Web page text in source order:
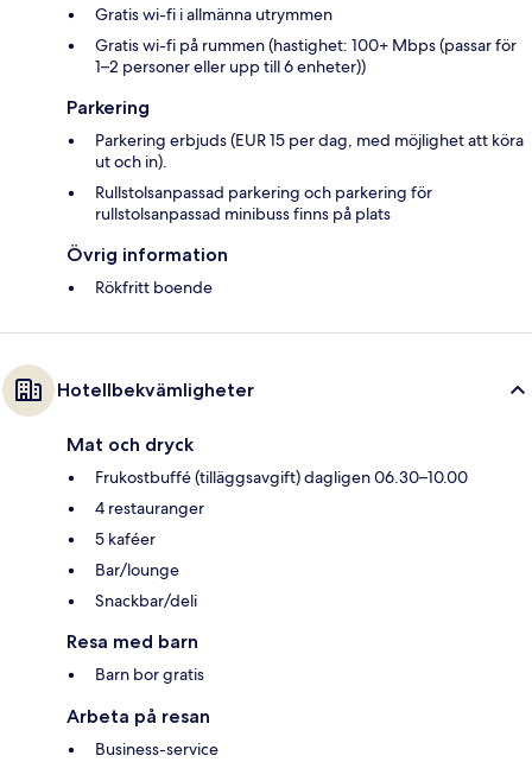
Gratis wi-fi i allmänna utrymmen
Gratis wi-fi på rummen (hastighet: 100+ Mbps (passar för
1–2 personer eller upp till 6 enheter))
Parkering
Parkering erbjuds (EUR 15 per dag, med möjlighet att köra
ut och in).
Rullstolsanpassad parkering och parkering för
rullstolsanpassad minibuss finns på plats
Övrig information
Rökfritt boende
Hotellbekvämligheter
Mat och dryck
Frukostbuffé (tilläggsavgift) dagligen 06.30–10.00
4 restauranger
5 kaféer
Bar/lounge
Snackbar/deli
Resa med barn
Barn bor gratis
Arbeta på resan
Business-service